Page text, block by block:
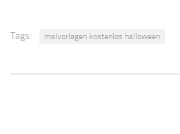
Tags: malvorlagen kostenlos halloween